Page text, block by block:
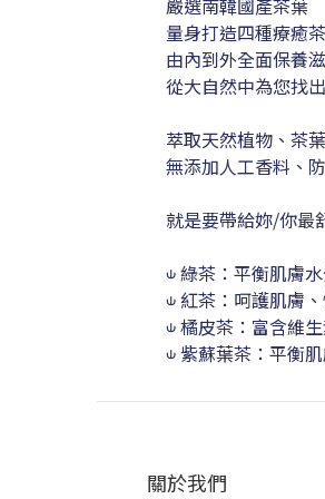
嚴選南韓國產茶葉
量身打造四種療癒
由內到外全面保養
從大自然中為您找
萃取天然植物、茶
無添加人工香料、
就是要帶給妳/你最
⫝ 綠茶：平衡肌膚
⫝紅茶：呵護肌膚
⫝橘皮茶：富含維
⫝紫蘇葉茶：平衡
關於我們